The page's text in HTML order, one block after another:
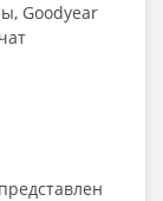
Goodyear